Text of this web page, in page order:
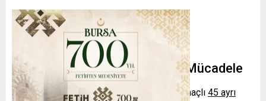
Son Bir Ayda Yoğunlaştırılmış Mücadele
Bakanlık ayrıca, son bir ay içinde benzer amaçlı 45 ayrı